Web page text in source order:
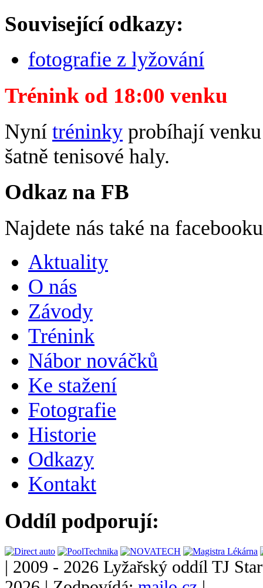
Související odkazy:
fotografie z lyžování
Trénink od 18:00 venku
Nyní tréninky probíhají
šatně tenisové haly.
Odkaz na FB
Najdete nás také na
Aktuality
O nás
Závody
Trénink
Nábor nováčků
Ke stažení
Fotografie
Historie
Odkazy
Kontakt
Oddíl podporují:
| 2009 - 2026 Lyžařský oddíl TJ